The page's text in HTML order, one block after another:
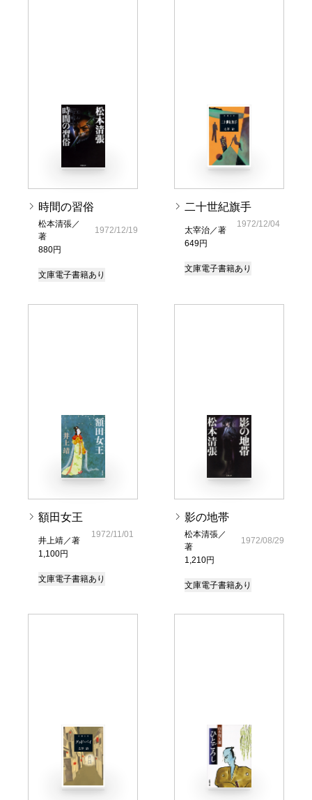
時間の習俗
松本清張／
著
880円
1972/12/19
文庫電子書籍あり
二十世紀旗手
太宰治／著
649円
1972/12/04
文庫電子書籍あり
額田女王
井上靖／著
1,100円
1972/11/01
文庫電子書籍あり
影の地帯
松本清張／
著
1,210円
1972/08/29
文庫電子書籍あり